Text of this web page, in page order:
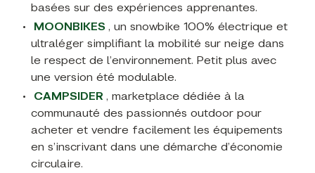
basées sur des expériences apprenantes.
MOONBIKES , un snowbike 100% électrique et
ultraléger simplifiant la mobilité sur neige dans
le respect de l’environnement. Petit plus avec
une version été modulable.
CAMPSIDER , marketplace dédiée à la
communauté des passionnés outdoor pour
acheter et vendre facilement les équipements
en s’inscrivant dans une démarche d’économie
circulaire.